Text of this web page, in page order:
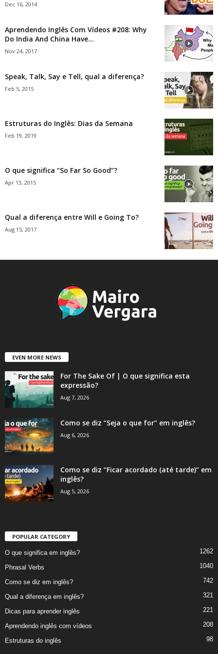
Dec 16, 2014
Aprendendo Inglês Com Vídeos #208: Why
Do India And China Have...
Nov 24, 2017
Speak, Talk, Say e Tell, qual a diferença?
Feb 5, 2015
Estruturas do Inglês: Dias da Semana
Feb 19, 2019
O que significa “So Far So Good”?
Apr 13, 2015
Qual a diferença entre Will e Going To?
Aug 15, 2017
EVEN MORE NEWS
For The Sake Of | O que significa esta
expressão?
Aug 7, 2026
Como se diz “Seja o que for” em inglês?
Aug 6, 2026
Como se diz “Ficar acordado (até tarde)” em
inglês?
Aug 5, 2026
POPULAR CATEGORY
O que significa em inglês? 1262
Phrasal Verbs 1040
Como se diz em inglês? 742
Qual a diferença em inglês? 321
Dicas para aprender inglês 221
Aprendendo inglês com vídeos 208
Estruturas do inglês 98